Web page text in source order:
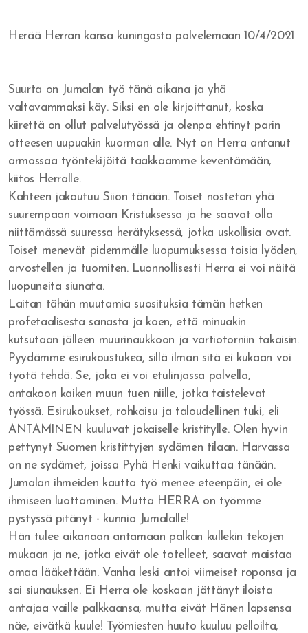
Herää Herran kansa kuningasta palvelemaan 10/4/2021
Suurta on Jumalan työ tänä aikana ja yhä
valtavammaksi käy. Siksi en ole kirjoittanut, koska
kiirettä on ollut palvelutyössä ja olenpa ehtinyt parin
otteesen uupuakin kuorman alle. Nyt on Herra antanut
armossaa työntekijöitä taakkaamme keventämään,
kiitos Herralle.
Kahteen jakautuu Siion tänään. Toiset nostetan yhä
suurempaan voimaan Kristuksessa ja he saavat olla
niittämässä suuressa herätyksessä, jotka uskollisia ovat.
Toiset menevät pidemmälle luopumuksessa toisia lyöden,
arvostellen ja tuomiten. Luonnollisesti Herra ei voi näitä
luopuneita siunata.
Laitan tähän muutamia suosituksia tämän hetken
profetaalisesta sanasta ja koen, että minuakin
kutsutaan jälleen muurinaukkoon ja vartiotorniin takaisin.
Pyydämme esirukoustukea, sillä ilman sitä ei kukaan voi
työtä tehdä. Se, joka ei voi etulinjassa palvella,
antakoon kaiken muun tuen niille, jotka taistelevat
työssä. Esirukoukset, rohkaisu ja taloudellinen tuki, eli
ANTAMINEN kuuluvat jokaiselle kristitylle. Olen hyvin
pettynyt Suomen kristittyjen sydämen tilaan. Harvassa
on ne sydämet, joissa Pyhä Henki vaikuttaa tänään.
Jumalan ihmeiden kautta työ menee eteenpäin, ei ole
ihmiseen luottaminen. Mutta HERRA on työmme
pystyssä pitänyt - kunnia Jumalalle!
Hän tulee aikanaan antamaan palkan kullekin tekojen
mukaan ja ne, jotka eivät ole totelleet, saavat maistaa
omaa lääkettään. Vanha leski antoi viimeiset roponsa ja
sai siunauksen. Ei Herra ole koskaan jättänyt iloista
antajaa vaille palkkaansa, mutta eivät Hänen lapsensa
näe, eivätkä kuule! Työmiesten huuto kuuluu pelloilta,
Herätys tulee - vaino alkaa
Veljesten sovinto
Itsensä hyväksyminen
Tuomitseminen
Iankaikkisia siunauksia
Viisauden ja tiedon viettelys
Yritänkö pelastaa itseni?
Seuraatko Jeesusta?
Pyydä rakkautta ja saat sen
Jumalan Sanan kunnioittaminen
Suoritusta ja taistelua
Uskon henki ja kuuliaisuus
Hedelmän tuottaminen ja suhde Herraan
Sinulle joka odotat
Tottelemattomuus
Saulin uhri